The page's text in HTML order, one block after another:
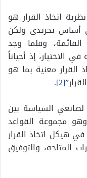
اتخاذ القرار هو
أساس تجريدي ولكن
وقلما وجد
إذ أحياناً
القرار معنية بما هو
[2]
.
لصانعي السياسة بين
مجموعة القواعد
هيكل اتخاذ القرار
المتاحة، والتوفيق